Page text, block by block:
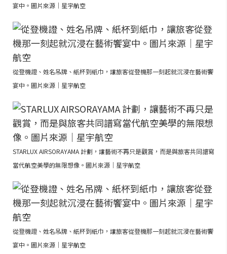
宴中。圖片來源｜星宇航空
從登機證、姓名吊牌、紙杯到紙巾，讓旅客從登機那一刻起就沉浸在藝術饗
宴中。圖片來源｜星宇航空
STARLUX AIRSORAYAMA 計劃，讓藝術不再只是觀賞，而是與旅客共同譜寫
當代航空美學的無限想像。圖片來源｜星宇航空
從登機證、姓名吊牌、紙杯到紙巾，讓旅客從登機那一刻起就沉浸在藝術饗
宴中。圖片來源｜星宇航空